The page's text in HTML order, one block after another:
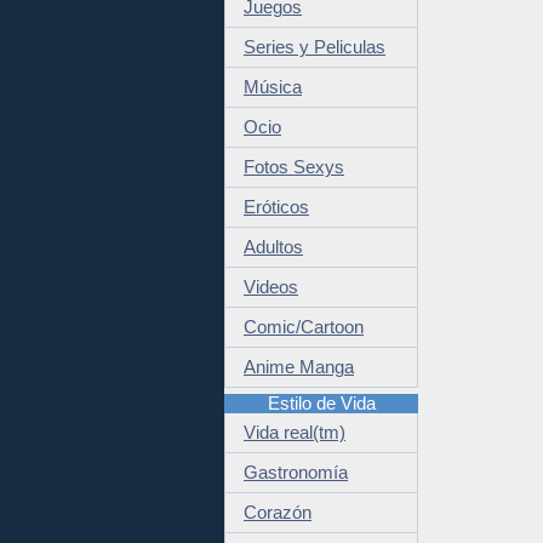
Juegos
Series y Peliculas
Música
Ocio
Fotos Sexys
Eróticos
Adultos
Videos
Comic/Cartoon
Anime Manga
Estilo de Vida
Vida real(tm)
Gastronomía
Corazón